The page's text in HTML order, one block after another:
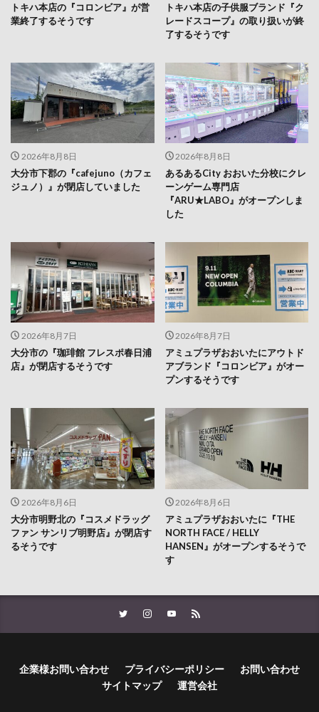
トキハ本店の『コロンビア』が営
業終了するそうです
トキハ本店の子供服ブランド『ク
レードスコープ』の取り扱いが終
了するそうです
2026年8月8日
大分市下郡の『cafejuno（カフェ
ジュノ）』が閉店していました
2026年8月8日
あるあるCity おおいた分校にクレ
ーンゲーム専門店
『ARU★LABO』がオープンしま
した
2026年8月7日
大分市の『珈琲館 フレスポ春日浦
店』が閉店するそうです
2026年8月7日
アミュプラザおおいたにアウトド
アブランド『コロンビア』がオー
プンするそうです
2026年8月6日
大分市明野北の『コスメドラッグ
ファン サンリブ明野店』が閉店す
るそうです
2026年8月6日
アミュプラザおおいたに『THE
NORTH FACE / HELLY
HANSEN』がオープンするそうで
す
企業様お問い合わせ プライバシーポリシー
お問い合わせ
サイトマップ
運営会社